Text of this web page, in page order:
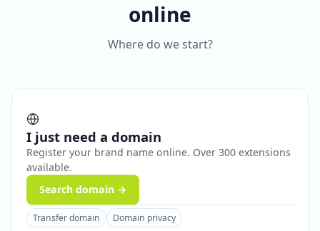
online
Where do we start?
I just need a domain
Register your brand name online. Over 300 extensions
available.
Search domain →
Transfer domain Domain privacy